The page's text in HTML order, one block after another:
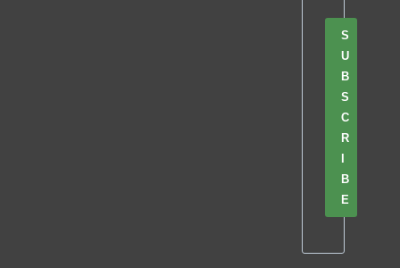
S
U
B
S
C
R
B
E